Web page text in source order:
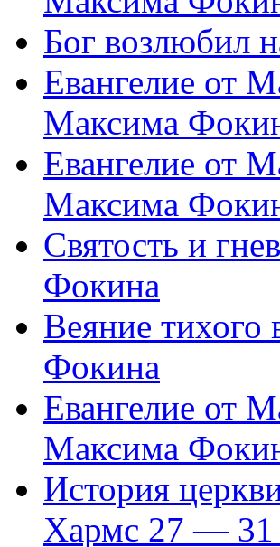
Бог возлюбил
Евангелие от
Максима
Евангелие от
Максима
Святость и
Фокина
Веяние тихого
Фокина
Евангелие от
Максима
История
Хармс 27 — 31